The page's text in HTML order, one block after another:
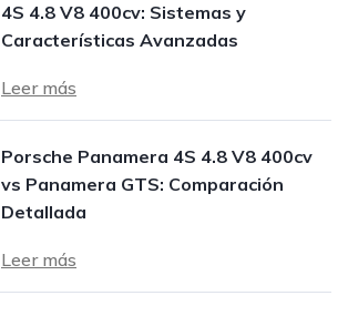
4S 4.8 V8 400cv: Sistemas y
Características Avanzadas
Leer más
Porsche Panamera 4S 4.8 V8 400cv
vs Panamera GTS: Comparación
Detallada
Leer más